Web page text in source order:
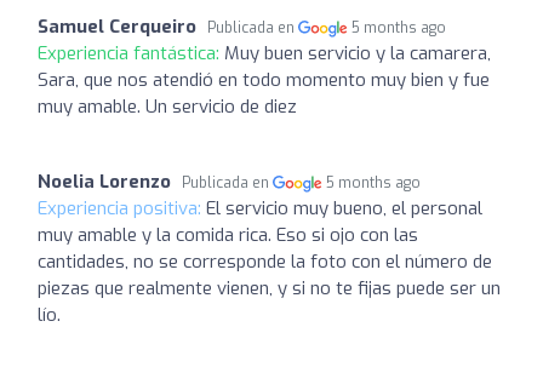
Samuel Cerqueiro Publicada en 5 months ago
Experiencia fantástica: Muy buen servicio y la camarera,
Sara, que nos atendió en todo momento muy bien y fue
muy amable. Un servicio de diez
Noelia Lorenzo Publicada en 5 months ago
Experiencia positiva: El servicio muy bueno, el personal
muy amable y la comida rica. Eso si ojo con las
cantidades, no se corresponde la foto con el número de
piezas que realmente vienen, y si no te fijas puede ser un
lío.